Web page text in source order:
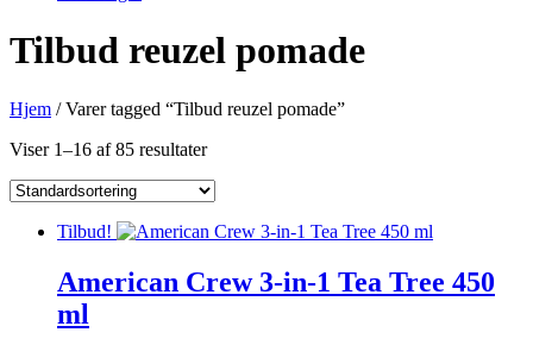
Tilbud reuzel pomade
Hjem / Varer tagged “Tilbud reuzel pomade”
Viser 1–16 af 85 resultater
Tilbud!
American Crew 3-in-1 Tea Tree 450
ml